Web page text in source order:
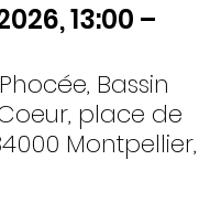
13:00 –
Bassin
place de
Montpellier,